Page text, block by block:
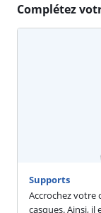
Complétez
Supports
Accrochez votre
casques. Ainsi,